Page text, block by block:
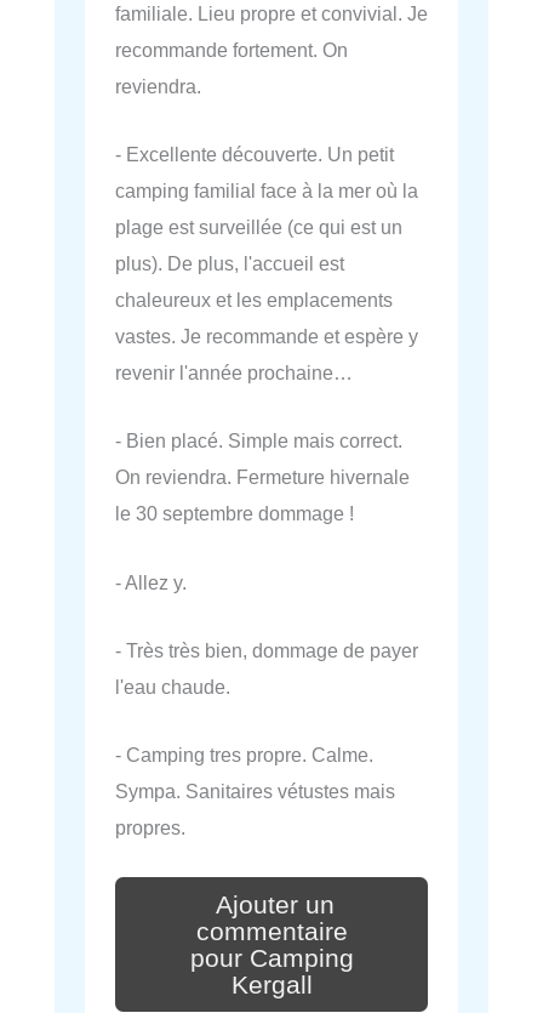
familiale. Lieu propre et convivial. Je
recommande fortement. On
reviendra.
- Excellente découverte. Un petit
camping familial face à la mer où la
plage est surveillée (ce qui est un
plus). De plus, l'accueil est
chaleureux et les emplacements
vastes. Je recommande et espère y
revenir l'année prochaine…
- Bien placé. Simple mais correct.
On reviendra. Fermeture hivernale
le 30 septembre dommage !
- Allez y.
- Très très bien, dommage de payer
l'eau chaude.
- Camping tres propre. Calme.
Sympa. Sanitaires vétustes mais
propres.
Ajouter un
commentaire
pour Camping
Kergall